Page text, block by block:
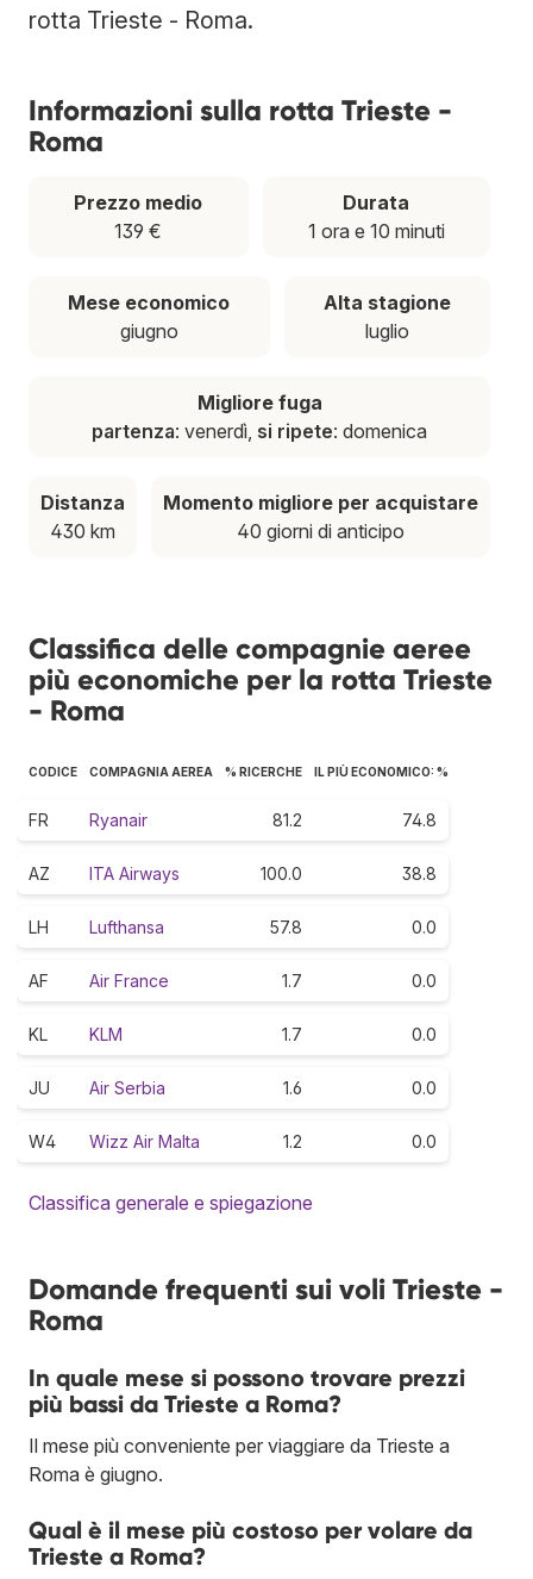
rotta Trieste - Roma.
Informazioni sulla rotta Trieste -
Roma
Prezzo medio
139 €
Durata
1 ora e 10 minuti
Mese economico
giugno
Alta stagione
luglio
Migliore fuga
partenza: venerdì, si ripete: domenica
Distanza
430 km
Momento migliore per acquistare
40 giorni di anticipo
Classifica delle compagnie aeree
più economiche per la rotta Trieste
- Roma
CODICE COMPAGNIA AEREA % RICERCHE IL PIÙ ECONOMICO: %
FR Ryanair 81.2 74.8
AZ ITA Airways 100.0 38.8
LH Lufthansa 57.8 0.0
AF Air France 1.7 0.0
KL KLM 1.7 0.0
JU Air Serbia 1.6 0.0
W4 Wizz Air Malta 1.2 0.0
Classifica generale e spiegazione
Domande frequenti sui voli Trieste -
Roma
In quale mese si possono trovare prezzi
più bassi da Trieste a Roma?
Il mese più conveniente per viaggiare da Trieste a
Roma è giugno.
Qual è il mese più costoso per volare da
Trieste a Roma?